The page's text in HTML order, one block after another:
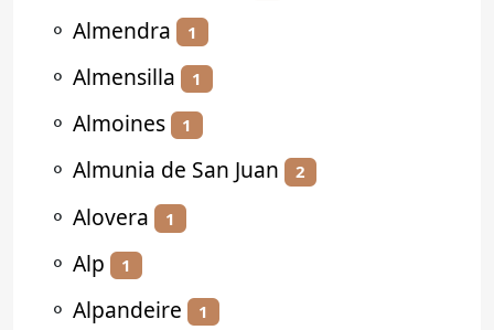
⚬ Almendra 1
⚬ Almensilla 1
⚬ Almoines 1
⚬ Almunia de San Juan 2
⚬ Alovera 1
⚬ Alp 1
⚬ Alpandeire 1